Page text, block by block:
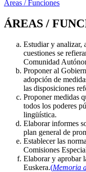
Áreas / Funciones
ÁREAS /
Estudiar y analizar,
cuestiones se
Comunidad
Proponer al
adopción de
las disposiciones
Proponer medidas
todos los poderes
lingüística.
Elaborar informes
plan general de
Establecer las
Comisiones
Elaborar y aprobar
Euskera.(Memoria